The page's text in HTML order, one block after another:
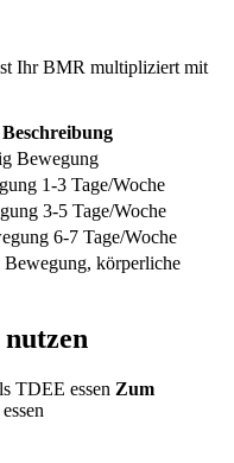
Ihr BMR multipliziert mit
Beschreibung
Bewegung
1-3 Tage/Woche
3-5 Tage/Woche
6-7 Tage/Woche
Bewegung, körperliche
TDEE essen Zum